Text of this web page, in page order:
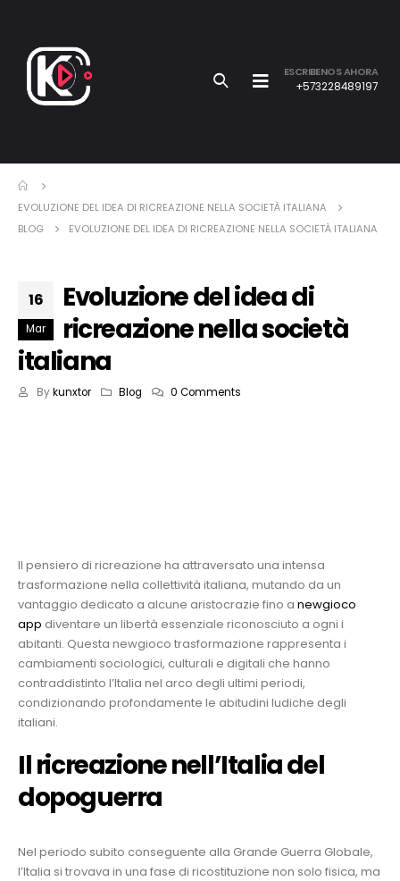
ESCRIBENOS AHORA
+573228489197
EVOLUZIONE DEL IDEA DI RICREAZIONE NELLA SOCIETÀ ITALIANA
BLOG
EVOLUZIONE DEL IDEA DI RICREAZIONE NELLA SOCIETÀ ITALIANA
16
Mar
Evoluzione del idea di
ricreazione nella società
italiana
Bykunxtor Blog 0 Comments
Il pensiero di ricreazione ha attraversato una intensa
trasformazione nella collettività italiana, mutando da un
vantaggio dedicato a alcune aristocrazie fino a newgioco
app diventare un libertà essenziale riconosciuto a ogni i
abitanti. Questa newgioco trasformazione rappresenta i
cambiamenti sociologici, culturali e digitali che hanno
contraddistinto l’Italia nel arco degli ultimi periodi,
condizionando profondamente le abitudini ludiche degli
italiani.
Il ricreazione nell’Italia del
dopoguerra
Nel periodo subito conseguente alla Grande Guerra Globale,
l’Italia si trovava in una fase di ricostituzione non solo fisica, ma